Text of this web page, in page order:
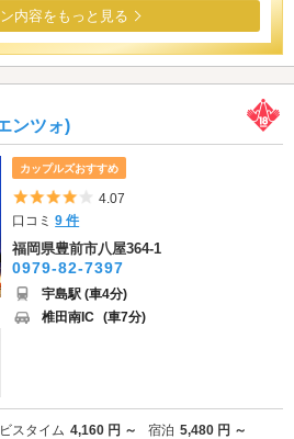
内容をもっと見る
ンツォ)
カップルズおすすめ
5つ星のうち4
4.07
口コミ9 件
福岡県豊前市八屋364-1
0979-82-7397
宇島駅 (車4分)
椎田南IC (車7分)
スタイム 4,160 円 ～ 宿泊 5,480 円 ～